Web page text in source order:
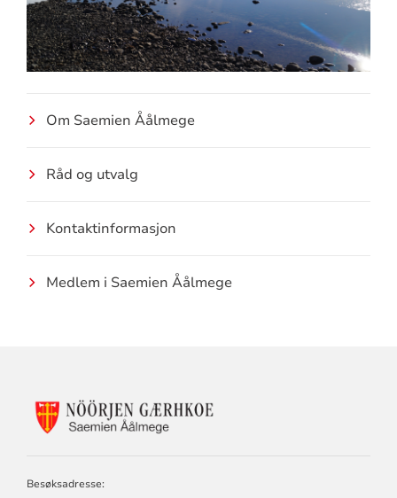
Om Saemien Åålmege
Råd og utvalg
Kontaktinformasjon
Medlem i Saemien Åålmege
Besøksadresse: